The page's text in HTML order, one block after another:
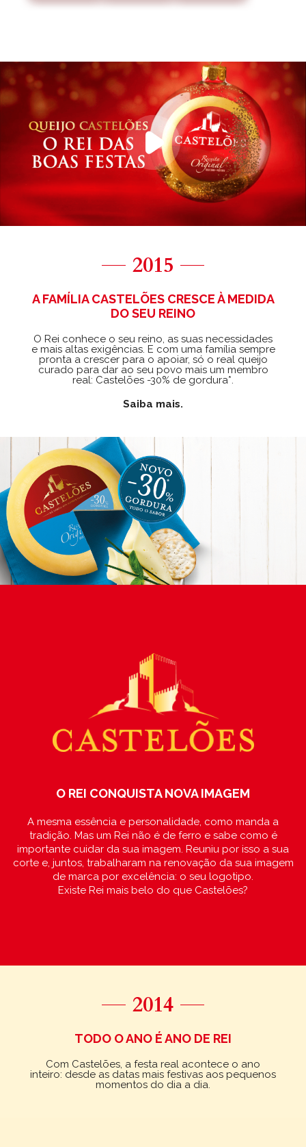
2015
A FAMÍLIA CASTELÕES CRESCE À MEDIDA
DO SEU REINO
O Rei conhece o seu reino, as suas necessidades
e mais altas exigências. E com uma família sempre
pronta a crescer para o apoiar, só o real queijo
curado para dar ao seu povo mais um membro
real: Castelões -30% de gordura*.
Saiba mais.
O REI CONQUISTA NOVA IMAGEM
A mesma essência e personalidade, como manda a
tradição. Mas um Rei não é de ferro e sabe como é
importante cuidar da sua imagem. Reuniu por isso a sua
corte e, juntos, trabalharam na renovação da sua imagem
de marca por excelência: o seu logotipo.
Existe Rei mais belo do que Castelões?
2014
TODO O ANO É ANO DE REI
Com Castelões, a festa real acontece o ano
inteiro: desde as datas mais festivas aos pequenos
momentos do dia a dia.